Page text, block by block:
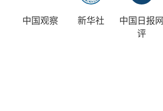
中国观察 新华社
中国日报网
评